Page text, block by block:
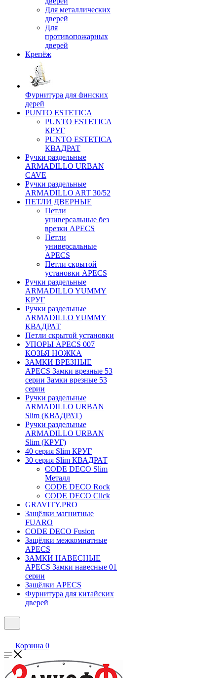
Для металлических
дверей
Для
противопожарных
дверей
Крепёж
Фурнитура для финских
дерей
PUNTO ESTETICA
PUNTO ESTETICA
КРУГ
PUNTO ESTETICA
КВАДРАТ
Ручки раздельные
ARMADILLO URBAN
CAVE
Ручки раздельные
ARMADILLO ART 30/52
ПЕТЛИ ДВЕРНЫЕ
Петли
универсальные без
врезки APECS
Петли
универсальные
APECS
Петли скрытой
установки APECS
Ручки раздельные
ARMADILLO YUMMY
КРУГ
Ручки раздельные
ARMADILLO YUMMY
КВАДРАТ
Петли скрытой установки
УПОРЫ APECS 007
КОЗЬЯ НОЖКА
ЗАМКИ ВРЕЗНЫЕ
APECS Замки врезные 53
серии Замки врезные 53
серии
Ручки раздельные
ARMADILLO URBAN
Slim (КВАДРАТ)
Ручки раздельные
ARMADILLO URBAN
Slim (КРУГ)
40 серия Slim КРУГ
30 серия Slim КВАДРАТ
CODE DECO Slim
Металл
CODE DECO Rock
CODE DECO Click
GRAVITY.PRO
Защёлки магнитные
FUARO
CODE DECO Fusion
Защёлки межкомнатные
APECS
ЗАМКИ НАВЕСНЫЕ
APECS Замки навесные 01
серии
Защёлки APECS
Фурнитура для китайских
дверей
Корзина 0